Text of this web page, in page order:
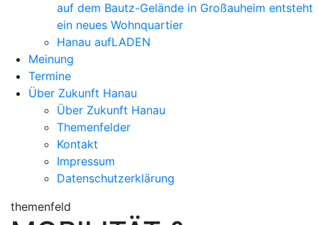
auf dem Bautz-Gelände in Großauheim entsteht
ein neues Wohnquartier
Hanau aufLADEN
Meinung
Termine
Über Zukunft Hanau
Über Zukunft Hanau
Themenfelder
Kontakt
Impressum
Datenschutzerklärung
themenfeld